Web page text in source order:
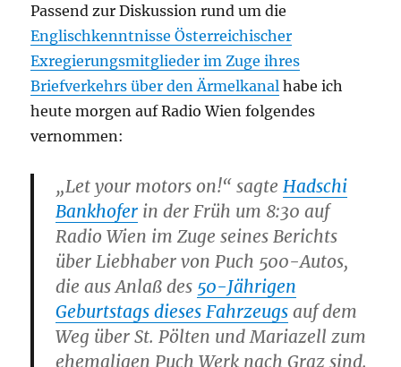
Passend zur Diskussion rund um die
Englischkenntnisse Österreichischer
Exregierungsmitglieder im Zuge ihres
Briefverkehrs über den Ärmelkanal habe ich
heute morgen auf Radio Wien folgendes
vernommen:
„Let your motors on!“ sagte Hadschi
Bankhofer in der Früh um 8:30 auf
Radio Wien im Zuge seines Berichts
über Liebhaber von Puch 500-Autos,
die aus Anlaß des 50-Jährigen
Geburtstags dieses Fahrzeugs auf dem
Weg über St. Pölten und Mariazell zum
ehemaligen Puch Werk nach Graz sind.